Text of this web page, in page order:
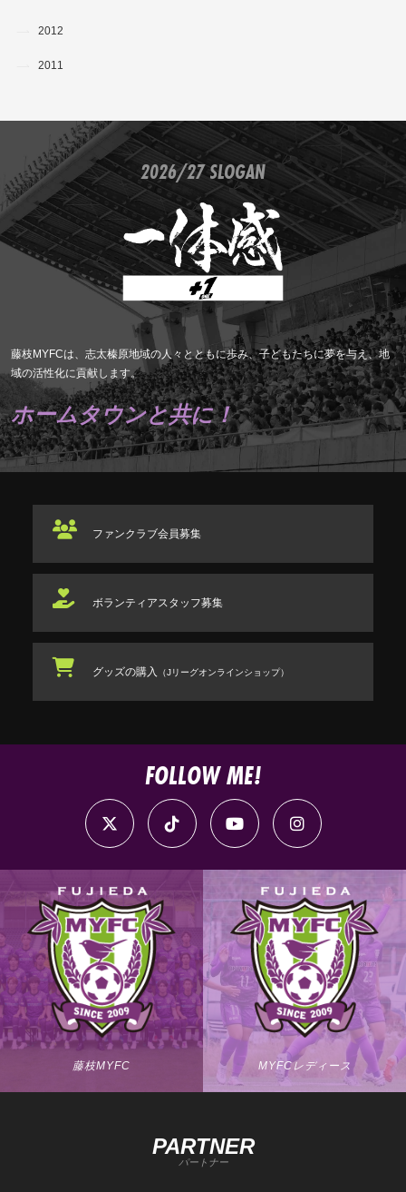
2012
2011
2026/27 SLOGAN
藤枝MYFCは、志太榛原地域の人々とともに歩み、子どもたちに夢を与え、地
域の活性化に貢献します。
ホームタウンと共に！
ファンクラブ会員募集
ボランティアスタッフ募集
グッズの購入 （Jリーグオンラインショップ）
FOLLOW ME!
藤枝MYFC MYFCレディース
PARTNER
パートナー